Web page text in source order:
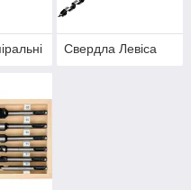
Свердла Левіса